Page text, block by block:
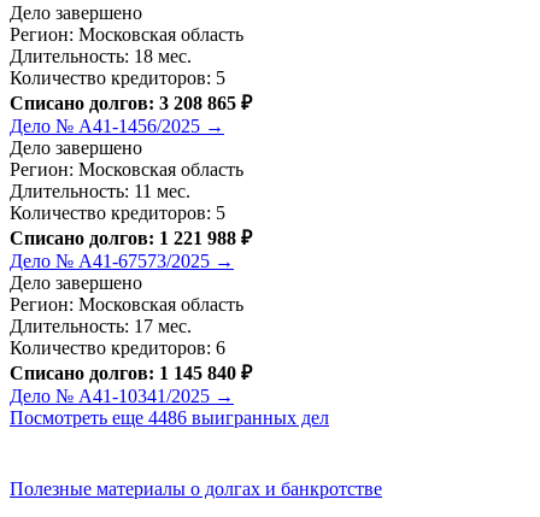
Дело завершено
Регион: Московская область
Длительность: 18 мес.
Количество кредиторов: 5
Списано долгов: 3 208 865 ₽
Дело № А41-1456/2025 →
Дело завершено
Регион: Московская область
Длительность: 11 мес.
Количество кредиторов: 5
Списано долгов: 1 221 988 ₽
Дело № А41-67573/2025 →
Дело завершено
Регион: Московская область
Длительность: 17 мес.
Количество кредиторов: 6
Списано долгов: 1 145 840 ₽
Дело № А41-10341/2025 →
Посмотреть еще 4486 выигранных дел
Полезные материалы о долгах и банкротстве